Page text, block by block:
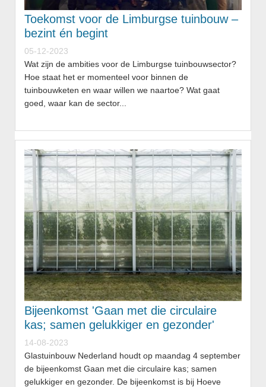
Toekomst voor de Limburgse tuinbouw –
bezint én begint
05-12-2023
Wat zijn de ambities voor de Limburgse tuinbouwsector?
Hoe staat het er momenteel voor binnen de
tuinbouwketen en waar willen we naartoe? Wat gaat
goed, waar kan de sector...
Bijeenkomst 'Gaan met die circulaire
kas; samen gelukkiger en gezonder'
14-08-2023
Glastuinbouw Nederland houdt op maandag 4 september
de bijeenkomst Gaan met die circulaire kas; samen
gelukkiger en gezonder. De bijeenkomst is bij Hoeve